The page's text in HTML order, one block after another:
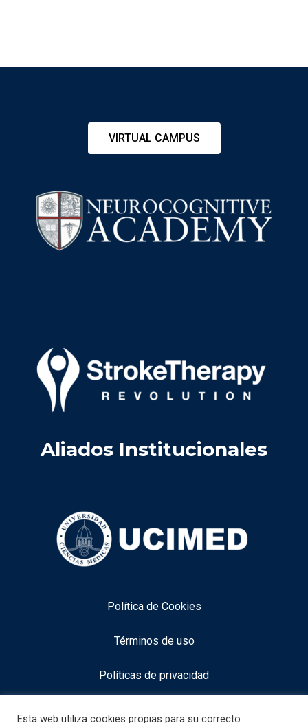
VIRTUAL CAMPUS
Aliados Institucionales
Política de Cookies
Términos de uso
Políticas de privacidad
Esta web utiliza cookies propias para su correcto